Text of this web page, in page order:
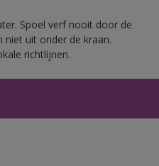
Spoel verf nooit door de
niet uit onder de kraan.
richtlijnen.